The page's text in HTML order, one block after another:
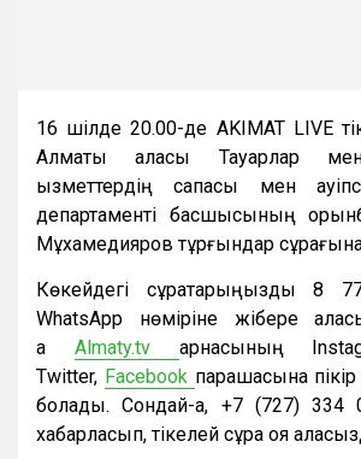
16 шілде 20.00-де AKIMAT LIVE
Алматы қаласы Тауарлар мен
қызметтердің сапасы мен
департаменті басшысының
Мұхамедияров тұрғындар
Көкейдегі сұрақтарыңызды 8
WhatsApp нөміріне жібере
ақ Almaty.tv арнасының
Twitter, Facebook парақшасына
болады. Сондай-ақ, +7 (727) 334
хабарласып, тікелей сұрақ қоя